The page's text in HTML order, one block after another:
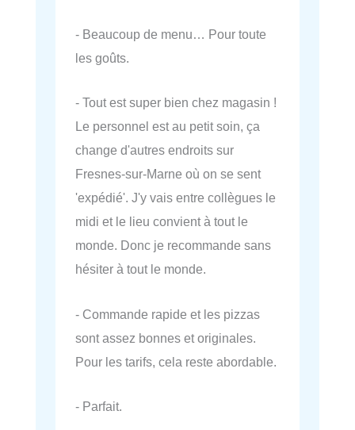
- Beaucoup de menu… Pour toute
les goûts.
- Tout est super bien chez magasin !
Le personnel est au petit soin, ça
change d'autres endroits sur
Fresnes-sur-Marne où on se sent
'expédié'. J'y vais entre collègues le
midi et le lieu convient à tout le
monde. Donc je recommande sans
hésiter à tout le monde.
- Commande rapide et les pizzas
sont assez bonnes et originales.
Pour les tarifs, cela reste abordable.
- Parfait.